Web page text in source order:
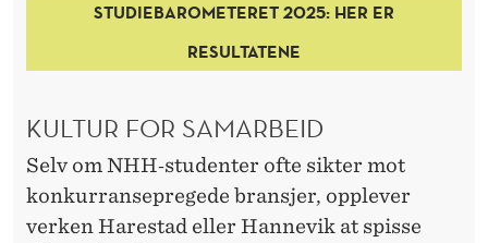
STUDIEBAROMETERET 2025: HER ER
RESULTATENE
KULTUR FOR SAMARBEID
Selv om NHH‑studenter ofte sikter mot
konkurransepregede bransjer, opplever
verken Harestad eller Hannevik at spisse